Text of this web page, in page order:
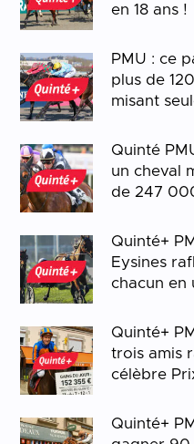
en 18 ans !
PMU : ce
plus de
misant
Quinté
un cheval
de 247
Quinté+
Eysines
chacun en
Quinté+
trois amis
célèbre
Quinté+